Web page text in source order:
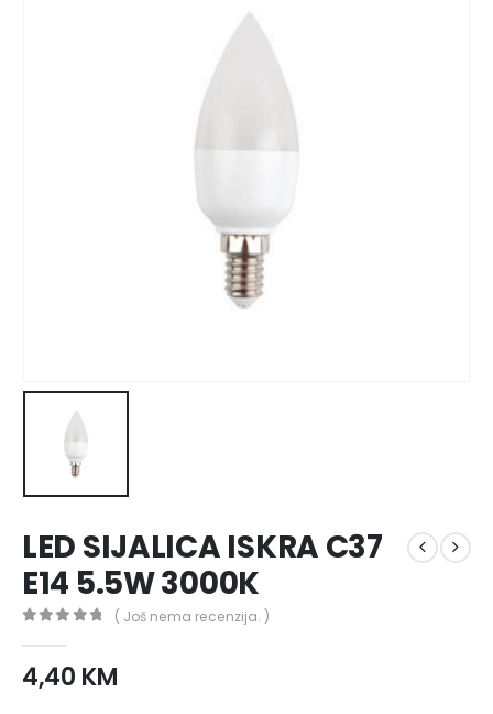
LED SIJALICA ISKRA C37
E14 5.5W 3000K
( Još nema recenzija. )
4,40 KM